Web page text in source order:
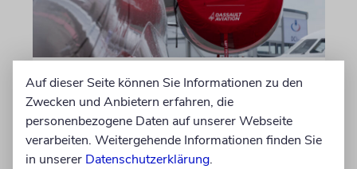
DUBLIN
Wegen Israel-Boykott:
Irisches Regierungsflugzeug
kann nicht mehr im Nebel
Auf dieser Seite können Sie Informationen zu den
Zwecken und Anbietern erfahren, die
personenbezogene Daten auf unserer Webseite
verarbeiten. Weitergehende Informationen finden Sie
in unserer Datenschutzerklärung.